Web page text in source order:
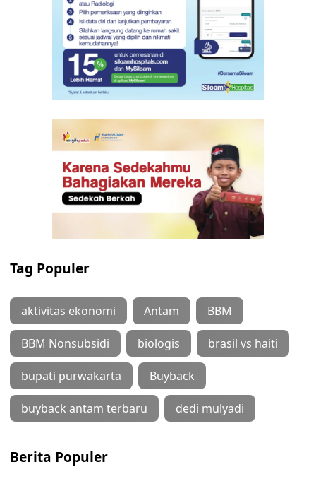
Tag Populer
aktivitas ekonomi Antam BBM
BBM Nonsubsidi biologis brasil vs haiti
bupati purwakarta Buyback
buyback antam terbaru dedi mulyadi
Berita Populer